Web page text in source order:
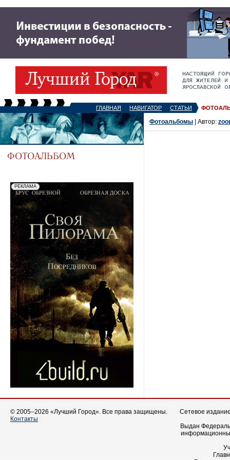
ГЛАВНАЯ НАВИГАТОР СТАТЬИ
Фотоальбомы | Автор:
© 2005–2026 «Лучший Город». Все права защищены.
Контакты
Сетевое
Выдан